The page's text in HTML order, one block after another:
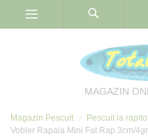
MAGAZIN
Magazin Pescuit Pescuit la
Vobler Rapala Mini Fat Rap 3cm/